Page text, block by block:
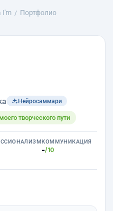
I'm
Портфолио
Нейросаммари
творческого пути
КОММУНИКАЦИЯ
-/10